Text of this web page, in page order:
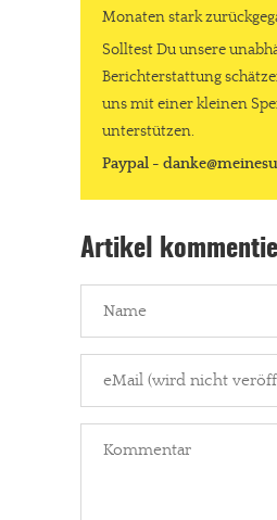
Monaten stark
Solltest Du unsere
Berichterstattung
uns mit einer kleinen
unterstützen.
Paypal -
Artikel